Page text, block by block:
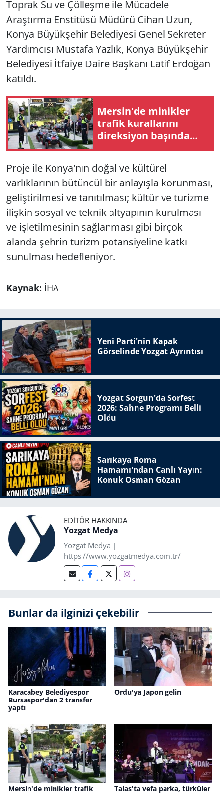
Toprak Su ve Çölleşme ile Mücadele
Araştırma Enstitüsü Müdürü Cihan Uzun,
Konya Büyükşehir Belediyesi Genel Sekreter
Yardımcısı Mustafa Yazlık, Konya Büyükşehir
Belediyesi İtfaiye Daire Başkanı Latif Erdoğan
katıldı.
Mersin'de minikler
trafik kurallarını
direksiyon başında
öğrendi
Proje ile Konya'nın doğal ve kültürel
varlıklarının bütüncül bir anlayışla korunması,
geliştirilmesi ve tanıtılması; kültür ve turizme
ilişkin sosyal ve teknik altyapının kurulması
ve işletilmesinin sağlanması gibi birçok
alanda şehrin turizm potansiyeline katkı
sunulması hedefleniyor.
Kaynak: İHA
Yeni Parti'nin Kapak
Görselinde Yozgat Ayrıntısı
Yozgat Sorgun'da Sorfest
2026: Sahne Programı Belli
Oldu
Sarıkaya Roma
Hamamı'ndan Canlı Yayın:
Konuk Osman Gözan
EDITÖR HAKKINDA
Yozgat Medya
Yozgat Medya |
https://www.yozgatmedya.com.tr/
Bunlar da ilginizi çekebilir
Karacabey Belediyespor
Bursaspor'dan 2 transfer
yaptı
Ordu'ya Japon gelin
Mersin'de minikler trafik
Talas'ta vefa parka, türküler